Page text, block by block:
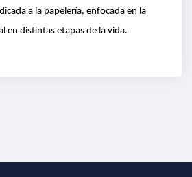
a la papelería, enfocada en la
en distintas etapas de la vida.